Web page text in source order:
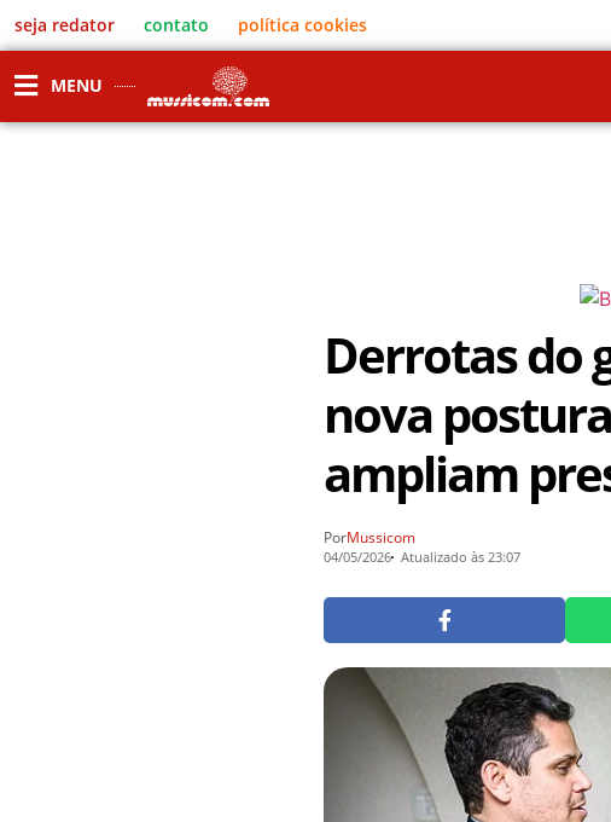
seja redator contato política cookies
MENU
Derrotas do
nova
ampliam
PorMussicom
04/05/2026 Atualizado às 23:07